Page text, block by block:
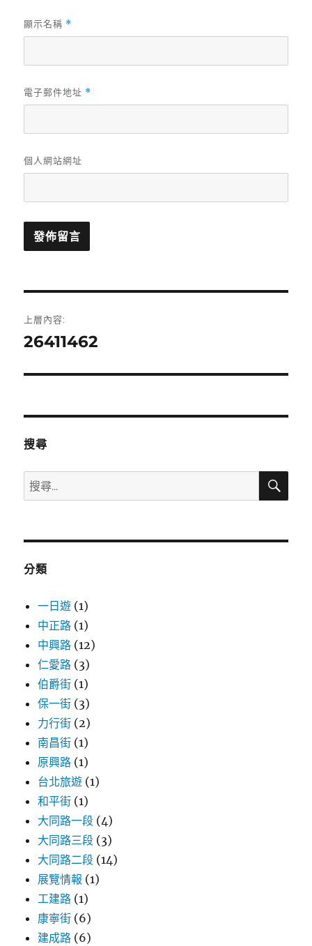
顯示名稱 *
電子郵件地址 *
個人網站網址
章
上層內容:
26411462
搜尋
搜
尋
鍵
搜
分類
一日遊 (1)
中正路 (1)
中興路 (12)
仁愛路 (3)
伯爵街 (1)
保一街 (3)
力行街 (2)
南昌街 (1)
原興路 (1)
台北旅遊 (1)
和平街 (1)
大同路一段 (4)
大同路三段 (3)
大同路二段 (14)
展覽情報 (1)
工建路 (1)
康寧街 (6)
建成路 (6)